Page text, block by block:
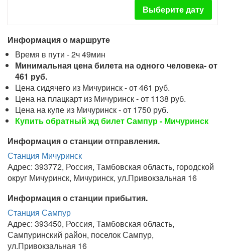
Выберите дату
Информация о маршруте
Время в пути - 2ч 49мин
Минимальная цена билета на одного человека- от
461 руб.
Цена сидячего из Мичуринск - от 461 руб.
Цена на плацкарт из Мичуринск - от 1138 руб.
Цена на купе из Мичуринск - от 1750 руб.
Купить обратный жд билет Сампур - Мичуринск
Информация о станции отправления.
Станция Мичуринск
Адрес: 393772, Россия, Тамбовская область, городской
округ Мичуринск, Мичуринск, ул.Привокзальная 16
Информация о станции прибытия.
Станция Сампур
Адрес: 393450, Россия, Тамбовская область,
Сампуринский район, поселок Сампур,
ул.Привокзальная 16